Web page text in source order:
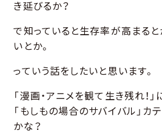
き延びるか？
で知っていると生存率が高まると
いとか。
っていう話をしたいと思います。
「漫画・アニメを観て生き残れ！」
「もしもの場合のサバイバル」カ
かな？